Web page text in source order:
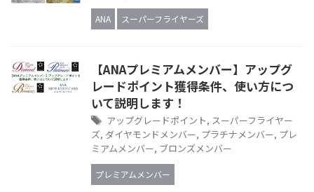
ANA スーパーフライヤーズ
【ANAプレミアムメンバー】アップグ
レードポイント獲得条件、使い方につ
いて説明します！
アップグレードポイント, スーパーフライヤー
ズ, ダイヤモンドメンバー, プラチナメンバー, プレ
ミアムメンバー, ブロンズメンバー
プレミアムメンバー